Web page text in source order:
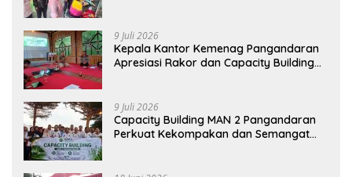
9 Juli 2026
Kepala Kantor Kemenag Pangandaran
Apresiasi Rakor dan Capacity Building
9 Juli 2026
Capacity Building MAN 2 Pangandaran
Perkuat Kekompakan dan Semangat